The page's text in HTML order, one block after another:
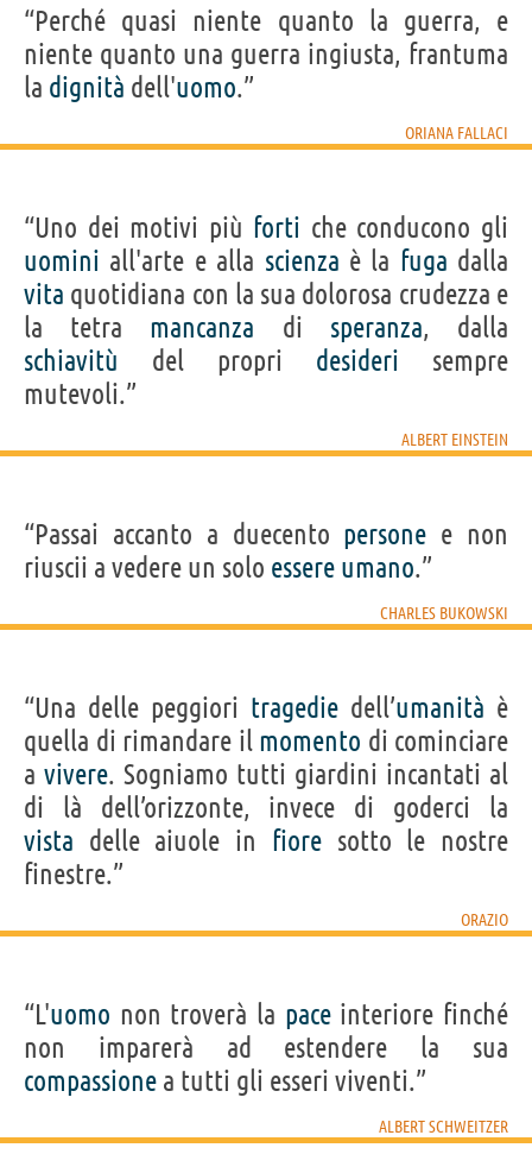
“Perché quasi niente quanto la guerra, e
niente quanto una guerra ingiusta, frantuma
la dignità dell'uomo.”
ORIANA FALLACI
“Uno dei motivi più forti che conducono gli
uomini all'arte e alla scienza è la fuga dalla
vita quotidiana con la sua dolorosa crudezza e
la tetra mancanza di speranza, dalla
schiavitù del propri desideri sempre
mutevoli.”
ALBERT EINSTEIN
“Passai accanto a duecento persone e non
riuscii a vedere un solo essere umano.”
CHARLES BUKOWSKI
“Una delle peggiori tragedie dell’umanità è
quella di rimandare il momento di cominciare
a vivere. Sogniamo tutti giardini incantati al
di là dell’orizzonte, invece di goderci la
vista delle aiuole in fioresotto le nostre
finestre.”
ORAZIO
“L'uomo non troverà la paceinteriore finché
non imparerà ad estendere la sua
compassione a tutti gli esseri viventi.”
ALBERT SCHWEITZER